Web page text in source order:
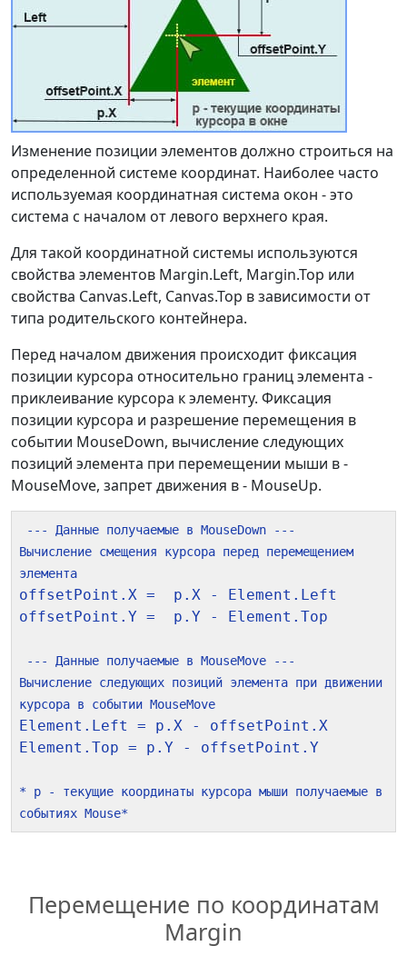
Изменение позиции элементов должно строиться на
определенной системе координат. Наиболее часто
используемая координатная система окон - это
система с началом от левого верхнего края.
Для такой координатной системы используются
свойства элементов Margin.Left, Margin.Top или
свойства Canvas.Left, Canvas.Top в зависимости от
типа родительского контейнера.
Перед началом движения происходит фиксация
позиции курсора относительно границ элемента -
приклеивание курсора к элементу. Фиксация
позиции курсора и разрешение перемещения в
событии MouseDown, вычисление следующих
позиций элемента при перемещении мыши в -
MouseMove, запрет движения в - MouseUp.
--- Данные получаемые в MouseDown ---
Вычисление смещения курсора перед перемещением
элемента
offsetPoint.X =  p.X - Element.Left
offsetPoint.Y =  p.Y - Element.Top
--- Данные получаемые в MouseMove ---
Вычисление следующих позиций элемента при движении
курсора в событии MouseMove
Element.Left = p.X - offsetPoint.X
Element.Top = p.Y - offsetPoint.Y
* p - текущие координаты курсора мыши получаемые в
событиях Mouse*
Перемещение по координатам
Margin